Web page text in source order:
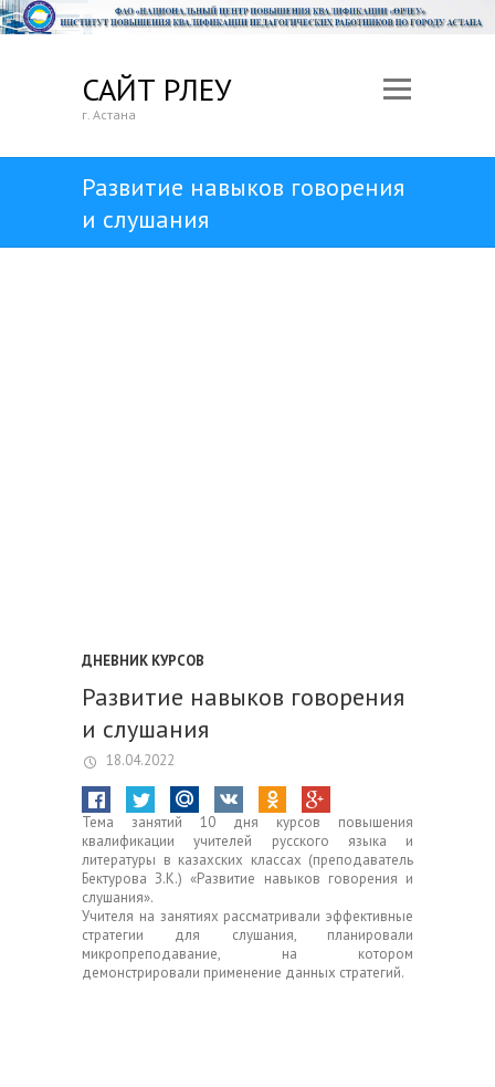
САЙТ ӨРЛЕУ
г. Астана
Развитие навыков говорения
и слушания
ДНЕВНИК КУРСОВ
Развитие навыков говорения
и слушания
18.04.2022
Тема занятий 10 дня курсов повышения
квалификации учителей русского языка и
литературы в казахских классах (преподаватель
Бектурова З.К.) «Развитие навыков говорения и
слушания».
Учителя на занятиях рассматривали эффективные
стратегии для слушания, планировали
микропреподавание, на котором
демонстрировали применение данных стратегий.